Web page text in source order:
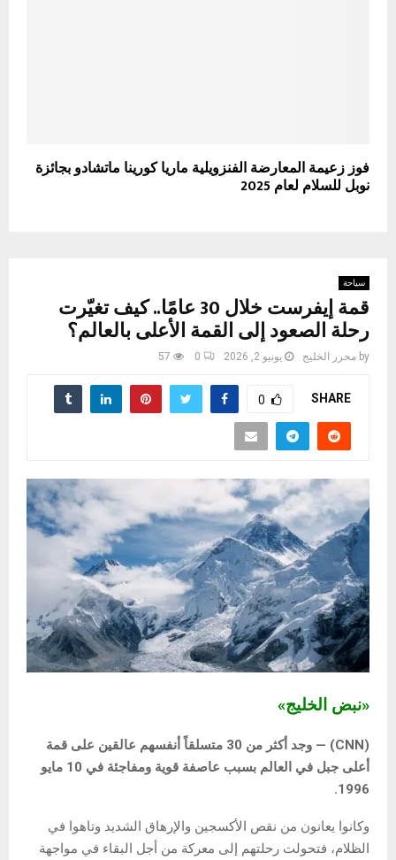
فوز زعيمة المعارضة الفنزويلية ماريا كورينا ماتشادو بجائزة
نوبل للسلام لعام 2025
سياحة
قمة إيفرست خلال 30 عامًا.. كيف تغيّرت
رحلة الصعود إلى القمة الأعلى بالعالم؟
by محرر الخليج يونيو 2, 2026 0
57
SHARE
0
«نبض الخليج»
(CNN) — وجد أكثر من 30 متسلقاً أنفسهم عالقين على قمة
أعلى جبل في العالم بسبب عاصفة قوية ومفاجئة في 10 مايو
1996.
وكانوا يعانون من نقص الأكسجين والإرهاق الشديد وتاهوا في
الظلام، فتحولت رحلتهم إلى معركة من أجل البقاء في مواجهة